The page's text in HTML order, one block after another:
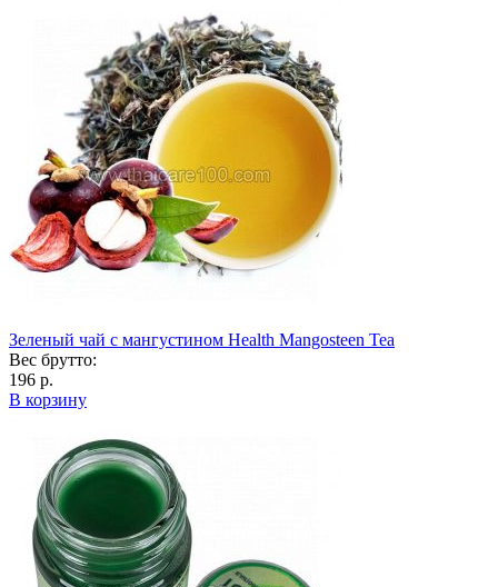
Зеленый чай с мангустином Health Mangosteen Tea
Вес брутто:
196 р.
В корзину